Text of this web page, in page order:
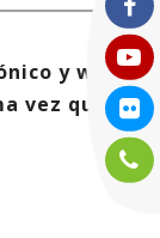
y web
vez que